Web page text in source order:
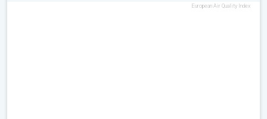
European Air Quality Index